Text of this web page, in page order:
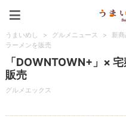
うまいめし > グルメニュース > 新商
ラーメンを販売
「DOWNTOWN+」×
販売
グルメエックス